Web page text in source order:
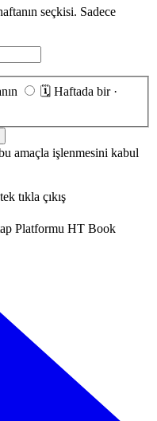
seçkisi. Sadece
🗓 Haftada bir ·
amaçla işlenmesini kabul
tıkla çıkış
Platformu HT Book